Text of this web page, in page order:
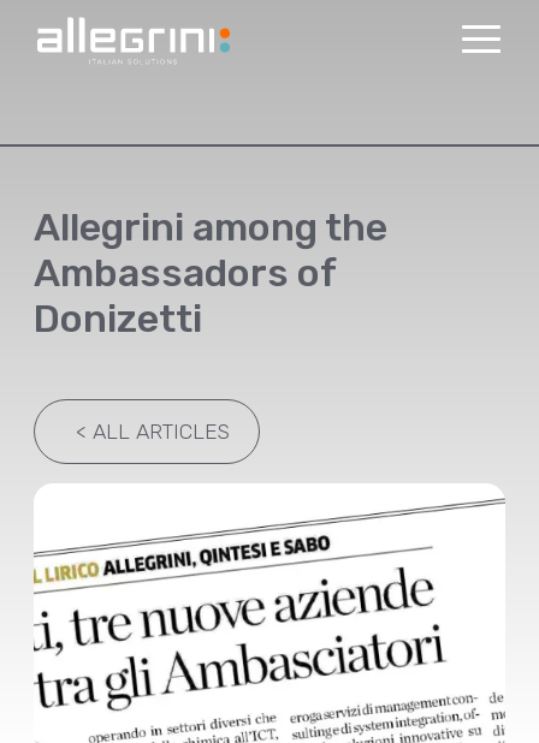
Allegrini among the
Ambassadors of
Donizetti
< ALL ARTICLES